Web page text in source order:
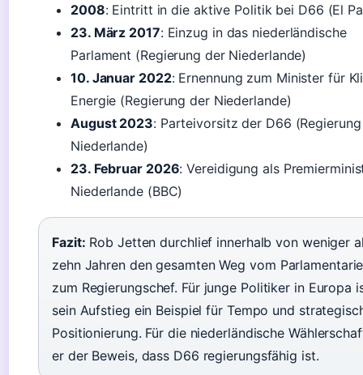
2008: Eintritt in die aktive Politik bei D66 (El
23. März 2017: Einzug in das niederländische
Parlament (Regierung der Niederlande)
10. Januar 2022: Ernennung zum Minister für
Energie (Regierung der Niederlande)
August 2023: Parteivorsitz der D66
Niederlande)
23. Februar 2026: Vereidigung als
Niederlande (BBC)
Fazit: Rob Jetten durchlief innerhalb von weniger
zehn Jahren den gesamten Weg vom
zum Regierungschef. Für junge Politiker in Europa
sein Aufstieg ein Beispiel für Tempo und
Positionierung. Für die niederländische
er der Beweis, dass D66 regierungsfähig ist.